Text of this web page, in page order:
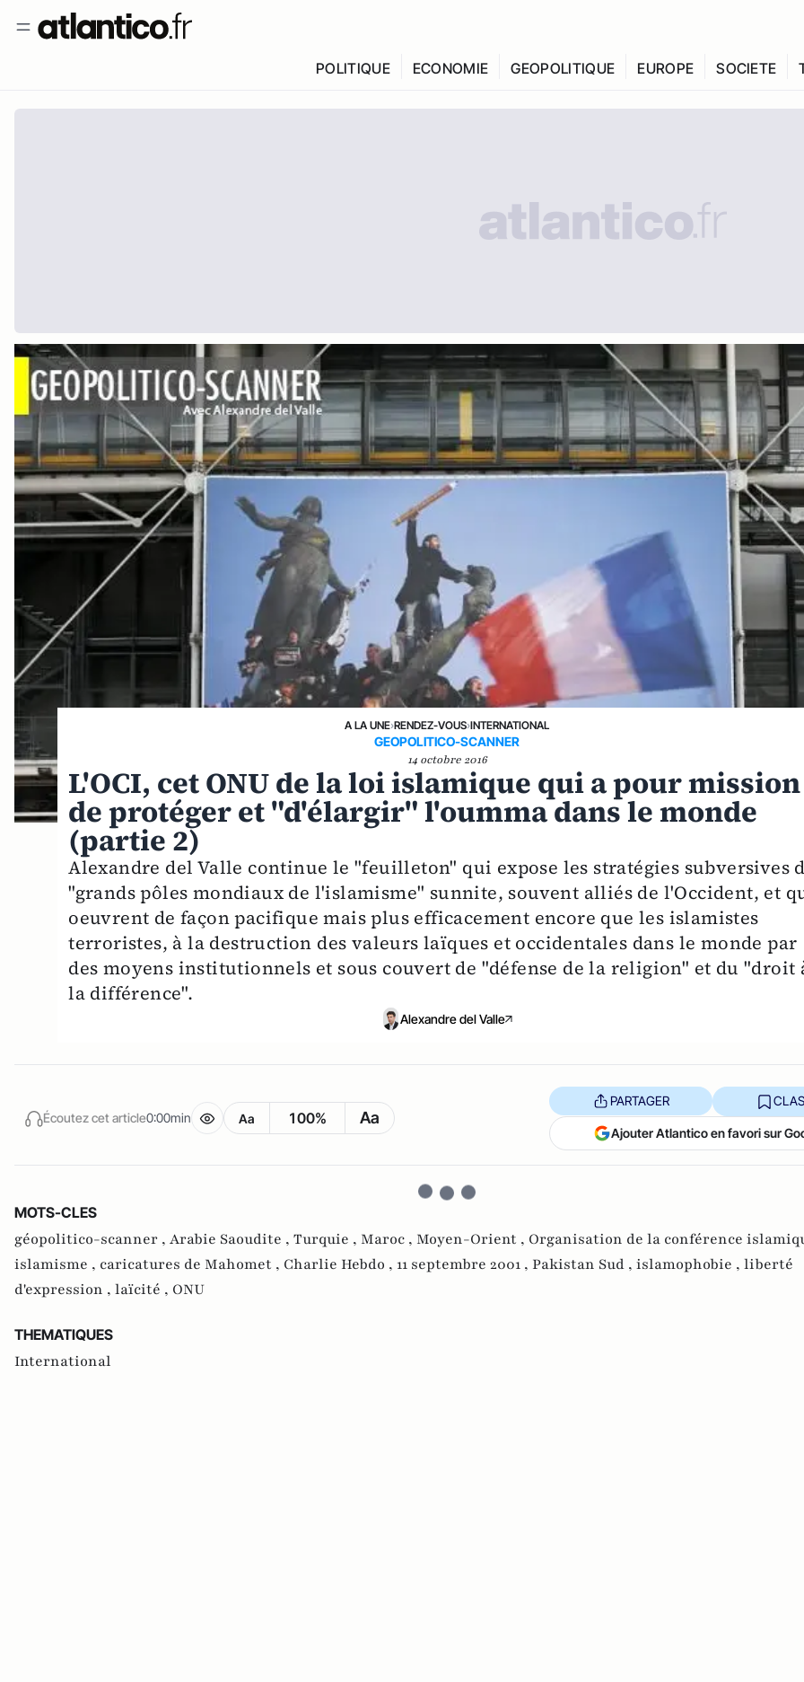
POLITIQUE ECONOMIE GEOPOLITIQUE EUROPE SOCIETE
A LA UNE›RENDEZ-VOUS›INTERNATIONAL
GEOPOLITICO-SCANNER
14 octobre 2016
L'OCI, cet ONU de la loi islamique qui a pour mission
de protéger et "d'élargir" l'oumma dans le monde
(partie 2)
Alexandre del Valle continue le "feuilleton" qui expose les stratégies subversives
"grands pôles mondiaux de l'islamisme" sunnite, souvent alliés de l'Occident, et
oeuvrent de façon pacifique mais plus efficacement encore que les islamistes
terroristes, à la destruction des valeurs laïques et occidentales dans le monde par
des moyens institutionnels et sous couvert de "défense de la religion" et du "droit
la différence".
Alexandre del Valle
Écoutez cet article0:00min Aa 100% Aa
PARTAGER
Ajouter Atlantico en favori sur
MOTS-CLES
géopolitico-scanner , Arabie Saoudite , Turquie , Maroc , Moyen-Orient , Organisation de la conférence
islamisme , caricatures de Mahomet , Charlie Hebdo , 11 septembre 2001 , Pakistan Sud , islamophobie , liberté
d'expression , laïcité , ONU
THEMATIQUES
International